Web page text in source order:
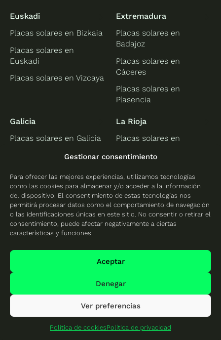
Gestionar consentimiento
Para ofrecer las mejores experiencias, utilizamos tecnologías
como las cookies para almacenar y/o acceder a la información
del dispositivo. El consentimiento de estas tecnologías nos
permitirá procesar datos como el comportamiento de navegación
o las identificaciones únicas en este sitio. No consentir o retirar el
consentimiento, puede afectar negativamente a ciertas
características y funciones.
Aceptar
Denegar
Ver preferencias
Política de cookiesPolítica de privacidad
Euskadi
Placas solares en Bizkaia
Placas solares en
Euskadi
Placas solares en Vizcaya
Extremadura
Placas solares en
Badajoz
Placas solares en
Cáceres
Placas solares en
Plasencia
Galicia
Placas solares en Galicia
Placas solares en
La Rioja
Placas solares en
Madrid
Placas solares en Madrid
Placas solares en Rivas
Vaciamadrid
Murcia
Placas solares en Murcia
Valencia
Placas solares en
Placas solares en
Placas solares en